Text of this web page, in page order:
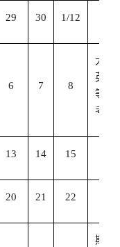
29 30 1/12
6 7 8
大学
英语
等级
考试
13 14 15
20 21 22
期末